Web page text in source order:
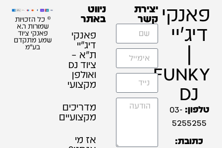
פאנקי
דיג'יי
|
FUNKY
DJ
טלפון: 03-
5255255
כתובת:
יצירת
קשר
ניווט
באתר
פאנקי
דיג׳יי
ת"א –
ציוד DJ
ואולפן
מקצועי
מדריכים
מקצועיים
אז מי
© כל הזכויות
שמורות ר.א
פאנקי ציוד
שמע מתקדם
בע"מ